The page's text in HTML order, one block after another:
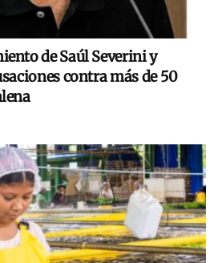
de Saúl Severini y
contra más de 50